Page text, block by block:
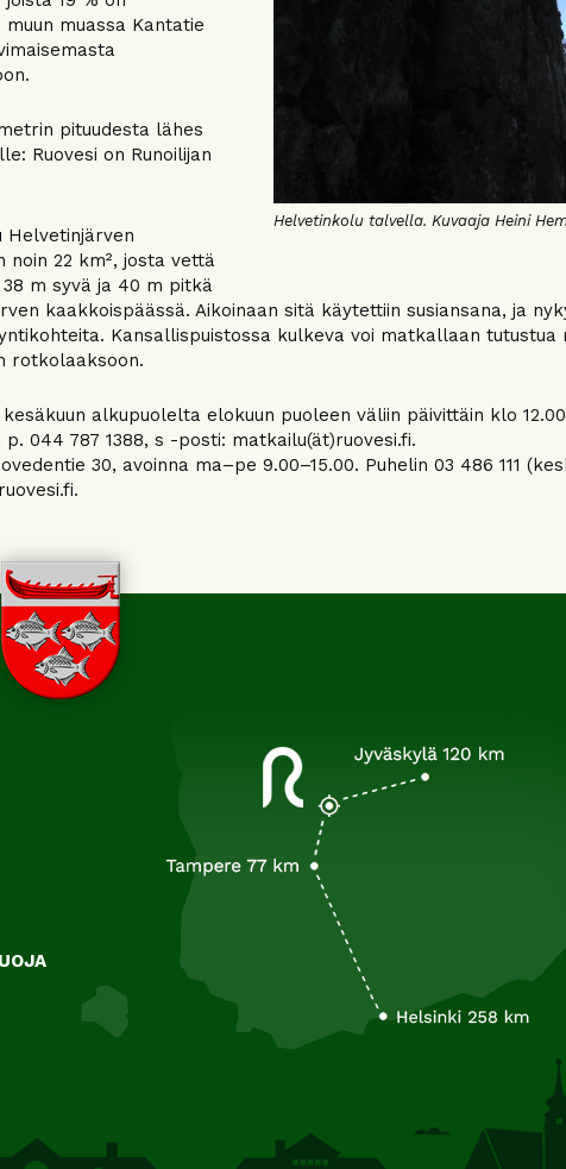
Helvetinkolu talvella. Kuvaaja Heini
muassa Kantatie
pituudesta lähes
Ruovesi on Runoilijan
Helvetinjärven
22 km², josta vettä
m syvä ja 40 m pitkä
kaakkoispäässä. Aikoinaan sitä käytettiin susiansana, ja
Kansallispuistossa kulkeva voi matkallaan tutustua
rotkolaaksoon.
alkupuolelta elokuun puoleen väliin päivittäin klo
044 787 1388, s -posti: matkailu(ät)ruovesi.fi.
30, avoinna ma–pe 9.00–15.00. Puhelin 03 486 111